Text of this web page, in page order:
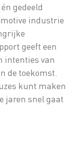
gedeeld
industrie
geeft een
intenties van
de toekomst.
kunt maken
jaren snel gaat